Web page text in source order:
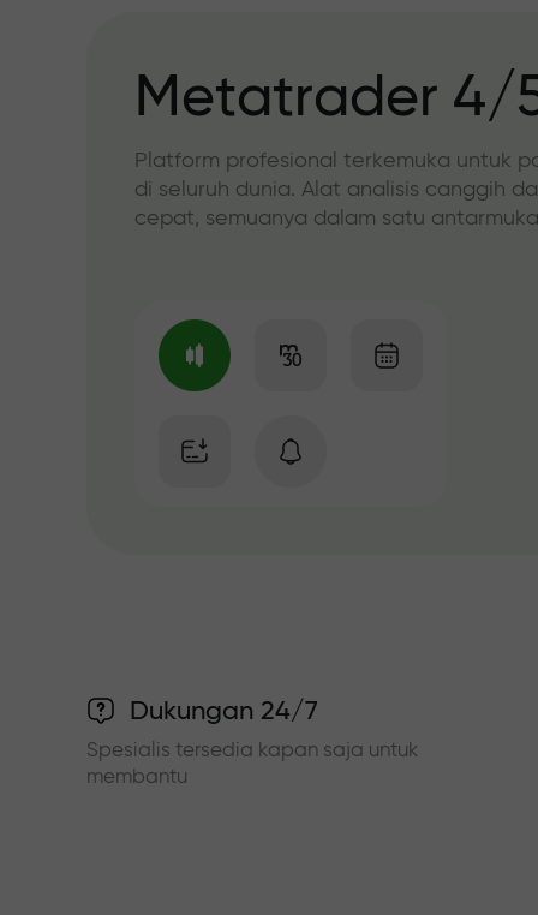
Metatrader 4/
Platform profesional terkemuka untuk
di seluruh dunia. Alat analisis canggih
cepat, semuanya dalam satu
Dukungan 24/7
Spesialis tersedia kapan saja untuk
membantu